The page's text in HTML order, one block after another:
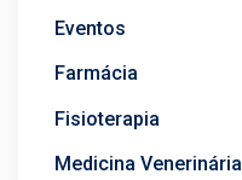
Eventos
Farmácia
Fisioterapia
Medicina Venerinária